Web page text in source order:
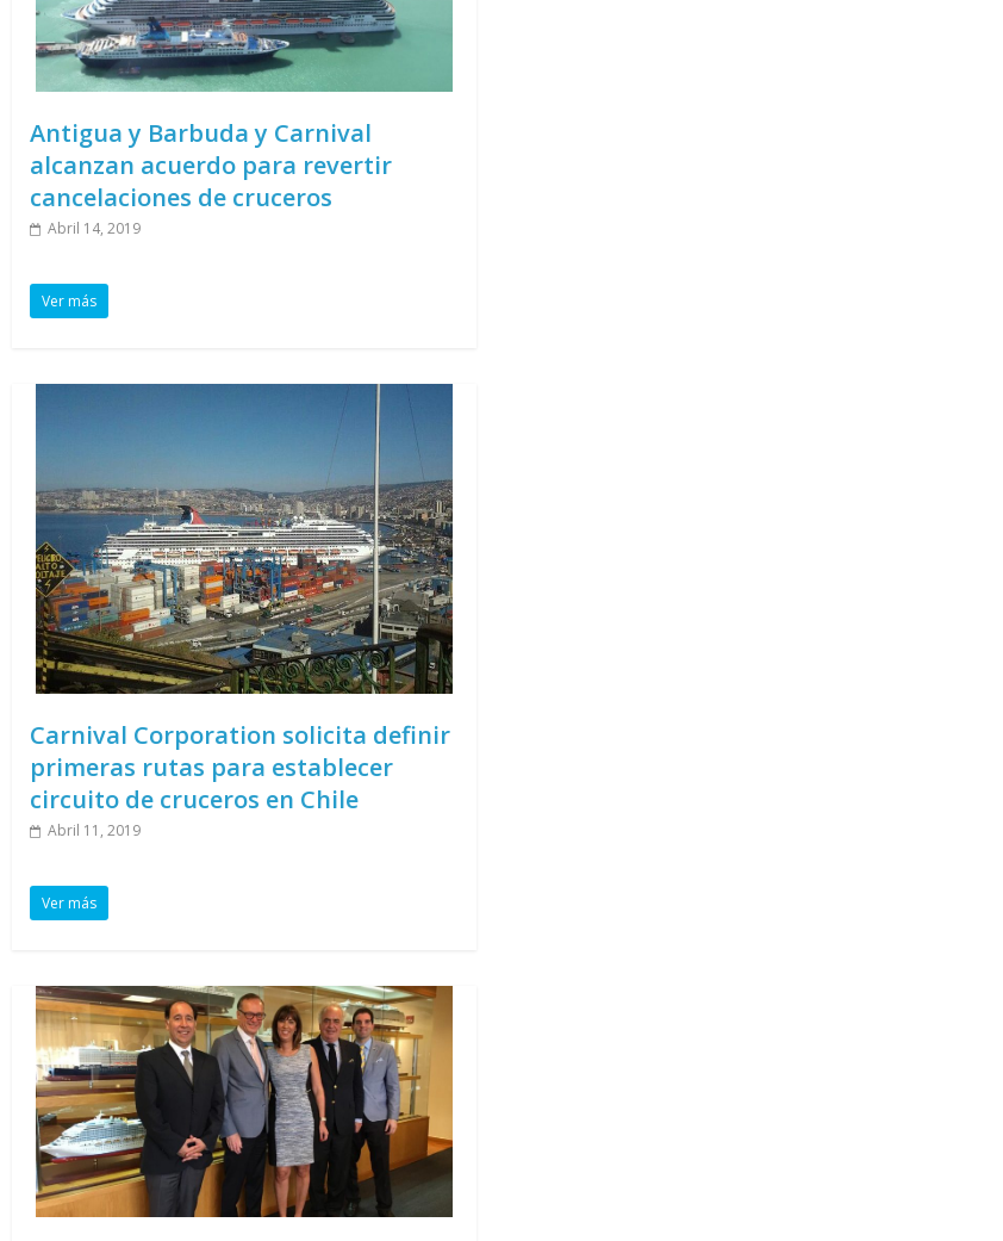
Antigua y Barbuda y Carnival
alcanzan acuerdo para revertir
cancelaciones de cruceros
Abril 14, 2019
Ver más
Carnival Corporation solicita definir
primeras rutas para establecer
circuito de cruceros en Chile
Abril 11, 2019
Ver más